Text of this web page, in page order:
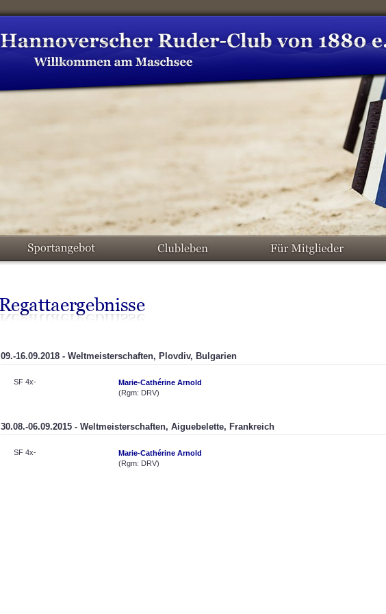
09.-16.09.2018 - Weltmeisterschaften, Plovdiv, Bulgarien
SF 4x-
Marie-Cathérine Arnold
(Rgm: DRV)
30.08.-06.09.2015 - Weltmeisterschaften, Aiguebelette, Frankreich
SF 4x-
Marie-Cathérine Arnold
(Rgm: DRV)